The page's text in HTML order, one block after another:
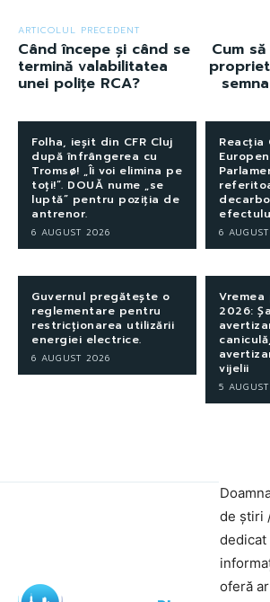
ARTICOLUL PRECEDENT
Când începe și când se
termină valabilitatea
unei polițe RCA?
Cum
Folha, ieșit din CFR Cluj
după înfrângerea cu
Tromsø! „Îi voi elimina pe
toți!”. DOUĂ nume „se
luptă” pentru poziția de
antrenor.
6 AUGUST 2026
Reacția
6
Guvernul pregătește o
reglementare pentru
restricționarea utilizării
energiei electrice.
6 AUGUST 2026
2026:
vijelii
5
de știri
dedicat
oferă